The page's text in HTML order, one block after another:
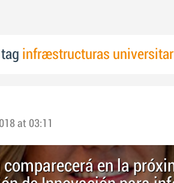
infraestructuras
at 03:11
comparecerá en la